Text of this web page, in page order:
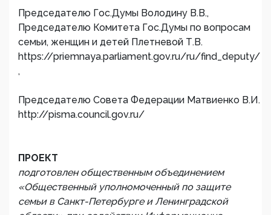
Председателю Гос.Думы Володину В.В.,
Председателю Комитета Гос.Думы по вопросам
семьи, женщин и детей Плетневой Т.В.
https://priemnaya.parliament.gov.ru/ru/find_deputy/
,
Председателю Совета Федерации Матвиенко В.И.
http://pisma.council.gov.ru/
ПРОЕКТ
подготовлен общественным объединением
«Общественный уполномоченный по защите
семьи в Санкт-Петербурге и Ленинградской